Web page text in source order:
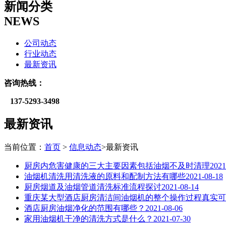
新闻分类
NEWS
公司动态
行业动态
最新资讯
咨询热线：
137-5293-3498
最新资讯
当前位置： 首页 > 信息动态>最新资讯
厨房内危害健康的三大主要因素包括油烟不及时清理
油烟机清洗用清洗液的原料和配制方法有哪些2021-08-18
厨房烟道及油烟管道清洗标准流程探讨2021-08-14
重庆某大型酒店厨房清洁间油烟机的整个操作过程真实
酒店厨房油烟净化的范围有哪些？ 2021-08-06
家用油烟机干净的清洗方式是什么？ 2021-07-30